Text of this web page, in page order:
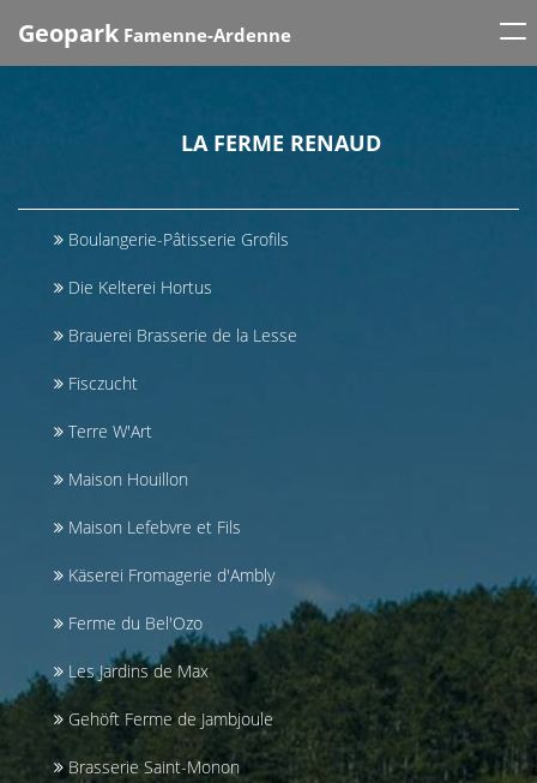
Geopark Famenne-Ardenne
LA FERME RENAUD
Boulangerie-Pâtisserie Grofils
Die Kelterei Hortus
Brauerei Brasserie de la Lesse
Fisczucht
Terre W'Art
Maison Houillon
Maison Lefebvre et Fils
Käserei Fromagerie d'Ambly
Ferme du Bel'Ozo
Les Jardins de Max
Gehöft Ferme de Jambjoule
Brasserie Saint-Monon